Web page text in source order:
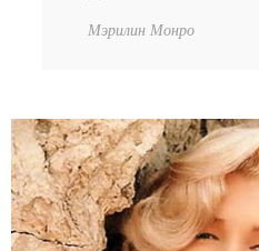
Мэрилин Монро